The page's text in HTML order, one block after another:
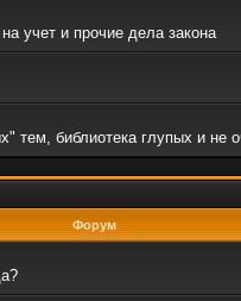
учет и прочие дела закона
тем, библиотека глупых и не
Форум